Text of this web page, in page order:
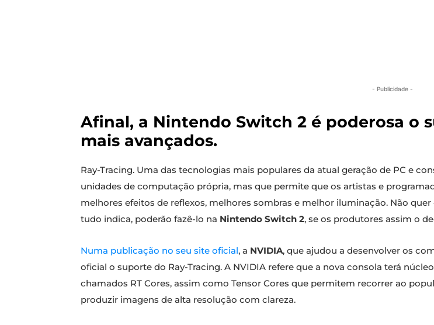
- Publicidade -
Afinal, a Nintendo Switch 2 é poderosa o
mais avançados.
Ray-Tracing. Uma das tecnologias mais populares da atual geração de PC e
unidades de computação própria, mas que permite que os artistas e
melhores efeitos de reflexos, melhores sombras e melhor iluminação. Não
tudo indica, poderão fazê-lo na Nintendo Switch 2, se os produtores assim o
Numa publicação no seu site oficial, a NVIDIA, que ajudou a desenvolver os
oficial o suporte do Ray-Tracing. A NVIDIA refere que a nova consola terá
chamados RT Cores, assim como Tensor Cores que permitem recorrer ao
produzir imagens de alta resolução com clareza.